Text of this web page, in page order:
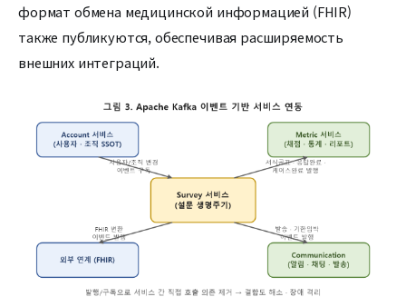
формат обмена медицинской информацией (FHIR)
также публикуются, обеспечивая расширяемость
внешних интеграций.